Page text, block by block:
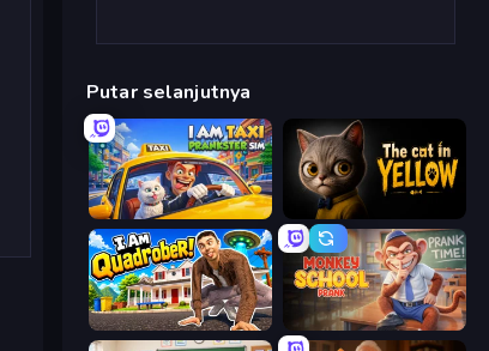
Putar selanjutnya
I Am Taxi Prankster Sim The Cat in Yellow
I Am Quadrober! Monkey School Prank